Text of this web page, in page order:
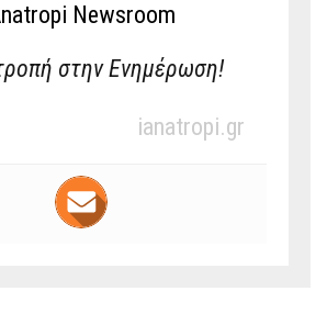
Newsroom
στην Ενημέρωση!
ianatropi.gr